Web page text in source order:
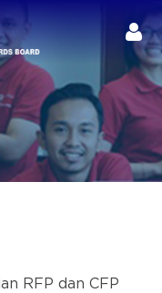
RFP dan CFP